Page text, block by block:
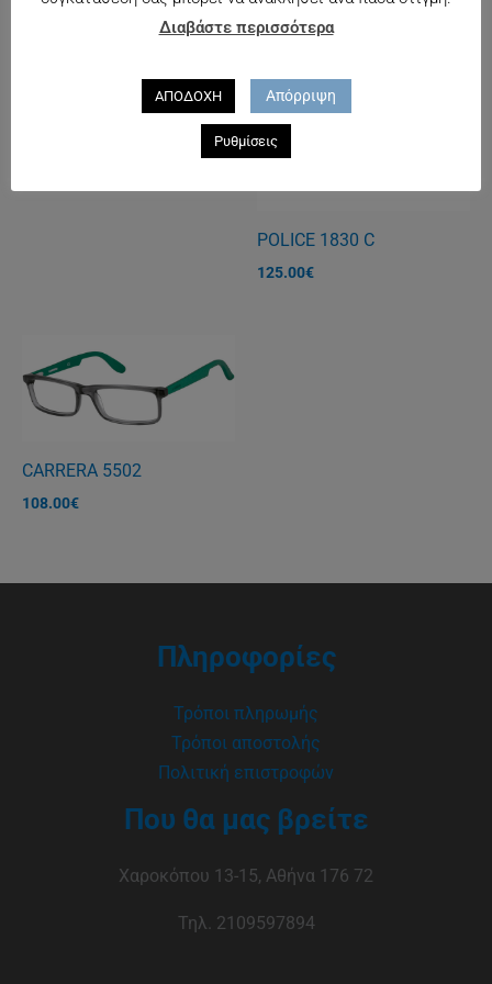
TOMMY HILFIGER 1244
POLICE 1830 C
125.00€
CARRERA 5502
108.00€
Πληροφορίες
Τρόποι πληρωμής
Τρόποι αποστολής
Πολιτική επιστροφών
Που θα μας βρείτε
Χαροκόπου 13-15, Αθήνα 176 72
Τηλ. 2109597894
Διαβάστε περισσότερα
ΑΠΟΔΟΧΗ Απόρριψη
Ρυθμίσεις